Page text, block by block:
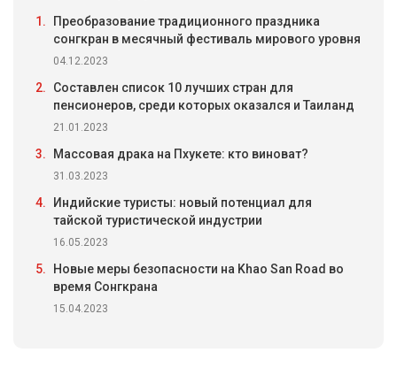
1.
Преобразование традиционного праздника
сонгкран в месячный фестиваль мирового уровня
04.12.2023
2.
Составлен список 10 лучших стран для
пенсионеров, среди которых оказался и Таиланд
21.01.2023
3. Массовая драка на Пхукете: кто виноват?
31.03.2023
4.
Индийские туристы: новый потенциал для
тайской туристической индустрии
16.05.2023
5.
Новые меры безопасности на Khao San Road во
время Сонгкрана
15.04.2023